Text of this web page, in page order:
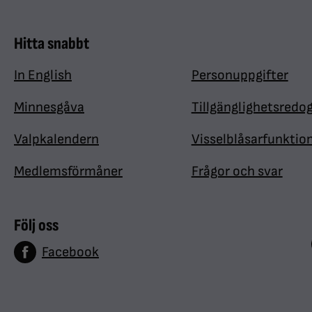
Hitta snabbt
In English
Minnesgåva
Valpkalendern
Medlemsförmåner
Personuppgifter
Frågor och svar
Följ oss
Facebook